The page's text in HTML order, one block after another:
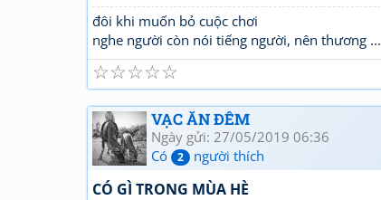
đôi khi muốn bỏ cuộc chơi
nghe người còn nói tiếng người, nên thương ...
☆
☆
☆
☆
☆
VẠC ĂN ĐÊM
Ngày gửi: 27/05/2019 06:36
Có
2 người thích
CÓ GÌ TRONG MÙA HÈ